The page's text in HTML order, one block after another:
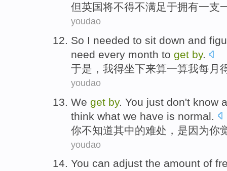
但英国将不得不满足于拥有一支
youdao
So I needed to sit down and
need every month to get by.
于是 ， 我得坐下来算一算我每月
youdao
We get by. You just don't know
think what we have is normal
你不知道其中的难处 ， 是因为你
youdao
You can adjust the amount of